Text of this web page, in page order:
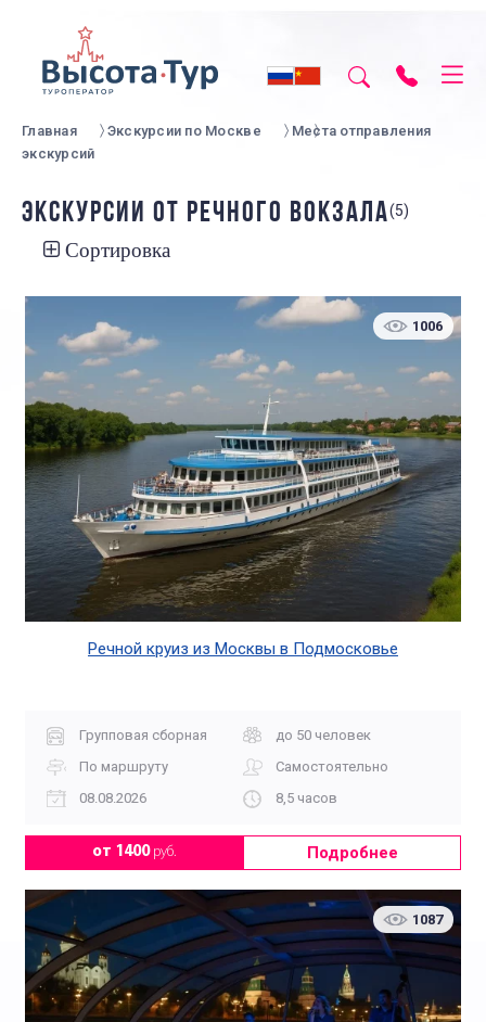
Главная Экскурсии по Москве
Места отправления
экскурсий
ЭКСКУРСИИ ОТ РЕЧНОГО ВОКЗАЛА(5)
Сортировка
1006
Речной круиз из Москвы в Подмосковье
Групповая сборная
до 50 человек
По маршруту
Самостоятельно
08.08.2026
8,5 часов
от 1400руб. Подробнее
1087